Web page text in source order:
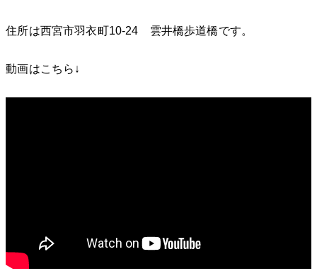
住所は西宮市羽衣町10-24 雲井橋歩道橋です。
動画はこちら↓